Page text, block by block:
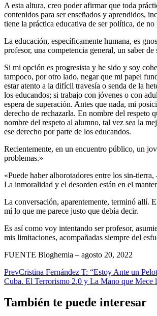
A esta altura, creo poder afirmar que toda
contenidos para ser enseñados y aprendidos,
tiene la práctica educativa de ser política, de no
La educación, específicamente humana, es
profesor, una competencia general, un saber
Si mi opción es progresista y he sido y soy
tampoco, por otro lado, negar que mi papel
estar atento a la difícil travesía o senda de la
los educandos; si trabajo con jóvenes o con
espera de superación. Antes que nada, mi
derecho de rechazarla. En nombre del respeto
nombre del respeto al alumno, tal vez sea la
ese derecho por parte de los educandos.
Recientemente, en un encuentro público, un
problemas.»
«Puede haber alborotadores entre los sin-
La inmoralidad y el desorden están en el
La conversación, aparentemente, terminó allí.
mí lo que me parece justo que debía decir.
Es así como voy intentando ser profesor,
mis limitaciones, acompañadas siempre del
FUENTE Bloghemia – agosto 20, 2022
PrevCristina Fernández T: “Estoy Ante un
Cuba. El Terrorismo 2.0 y La Mano que Mece
También te puede interesar